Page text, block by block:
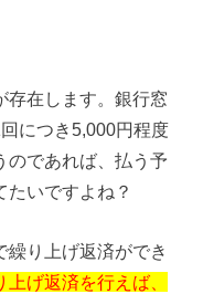
存在します。銀行窓
につき5,000円程度
のであれば、払う予
たいですよね？
繰り上げ返済ができ
上げ返済を行えば、